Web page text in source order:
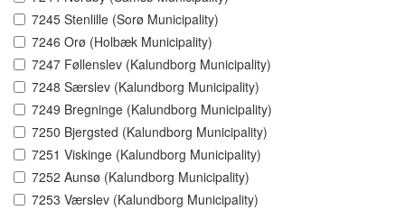
7245 Stenlille (Sorø Municipality)
7246 Orø (Holbæk Municipality)
7247 Føllenslev (Kalundborg Municipality)
7248 Særslev (Kalundborg Municipality)
7249 Bregninge (Kalundborg Municipality)
7250 Bjergsted (Kalundborg Municipality)
7251 Viskinge (Kalundborg Municipality)
7252 Aunsø (Kalundborg Municipality)
7253 Værslev (Kalundborg Municipality)